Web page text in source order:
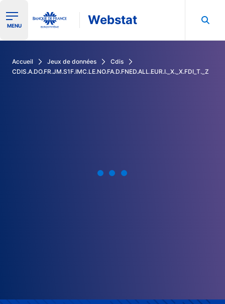
Ouvrir le menu de navigation
MENU Webstat
Accueil Jeux de données
Cdis
CDIS.A.DO.FR.JM.S1F.IMC.LE.NO.FA.D.FNED.ALL.EUR.I._X._X.FDI_T._Z